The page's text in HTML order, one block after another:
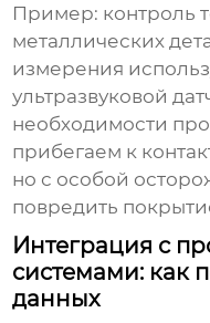
Пример: контроль
металлических
измерения
ультразвуковой
необходимости
прибегаем к
но с особой
повредить
Интеграция с
системами: как
данных